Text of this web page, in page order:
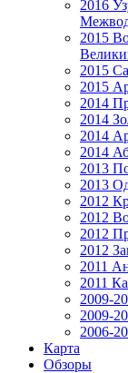
2016
2015
2015
2015
2014
2014
2014
2014
2013
2013
2012
2012
2012
2012
2011
2011
2009-
2009-
2006-
Карта
Обзоры